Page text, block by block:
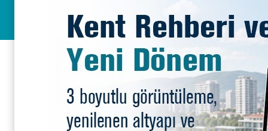
KVKK Bilgilendirme-Başvuru